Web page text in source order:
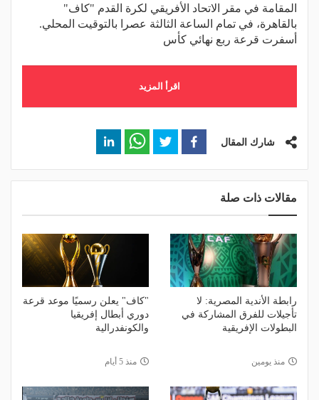
المقامة في مقر الاتحاد الأفريقي لكرة القدم "كاف"
بالقاهرة، في تمام الساعة الثالثة عصرا بالتوقيت المحلي.
أسفرت قرعة ربع نهائي كأس
اقرأ المزيد
شارك المقال
مقالات ذات صلة
رابطة الأندية المصرية: لا
تأجيلات للفرق المشاركة في
البطولات الإفريقية
منذ يومين
"كاف" يعلن رسميًا موعد قرعة
دوري أبطال إفريقيا
والكونفدرالية
منذ 5 أيام